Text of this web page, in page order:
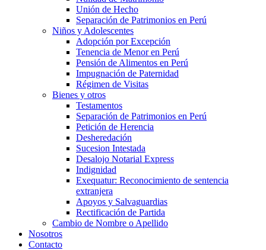
Unión de Hecho
Separación de Patrimonios en Perú
Niños y Adolescentes
Adopción por Excepción
Tenencia de Menor en Perú
Pensión de Alimentos en Perú
Impugnación de Paternidad
Régimen de Visitas
Bienes y otros
Testamentos
Separación de Patrimonios en Perú
Petición de Herencia
Desheredación
Sucesion Intestada
Desalojo Notarial Express
Indignidad
Exequatur: Reconocimiento de sentencia
extranjera
Apoyos y Salvaguardias
Rectificación de Partida
Cambio de Nombre o Apellido
Nosotros
Contacto